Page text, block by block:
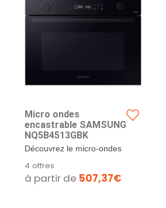
Micro ondes
encastrable SAMSUNG
NQ5B4513GBK
Découvrez le micro-ondes
NQ5B4513GBK,
l'appareil...
4 offres
à partir de 507,37€